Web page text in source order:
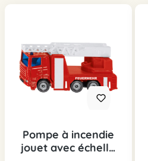
Pompe à incendie
jouet avec échelle